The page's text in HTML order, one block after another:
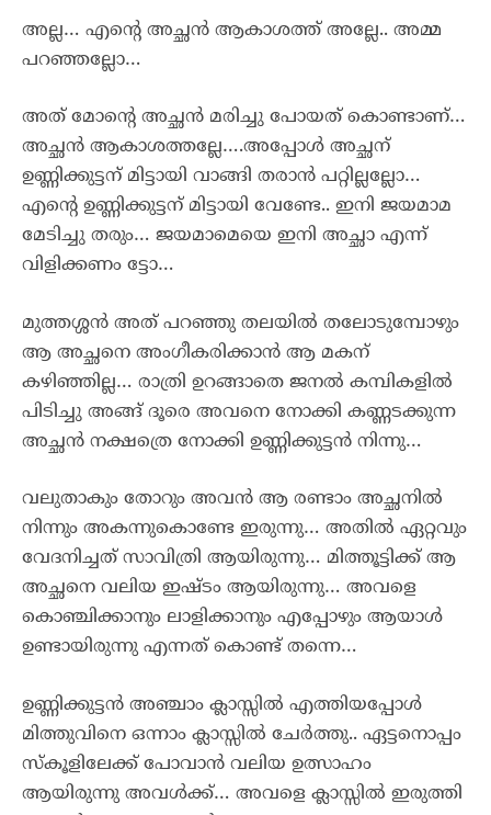
അല്ല… എന്റെ അച്ഛൻ ആകാശത്ത് അല്ലേ.. അമ്മ
പറഞ്ഞല്ലോ…
അത് മോന്റെ അച്ഛൻ മരിച്ചു പോയത് കൊണ്ടാണ്…
അച്ഛൻ ആകാശത്തല്ലേ….അപ്പോൾ അച്ഛന്
ഉണ്ണിക്കുട്ടന് മിട്ടായി വാങ്ങി തരാൻ പറ്റില്ലല്ലോ…
എന്റെ ഉണ്ണിക്കുട്ടന് മിട്ടായി വേണ്ടേ.. ഇനി ജയമാമ
മേടിച്ചു തരും… ജയമാമെയെ ഇനി അച്ഛാ എന്ന്
വിളിക്കണം ട്ടോ…
മുത്തശ്ശൻ അത് പറഞ്ഞു തലയിൽ തലോടുമ്പോഴും
ആ അച്ഛനെ അംഗീകരിക്കാൻ ആ മകന്
കഴിഞ്ഞില്ല… രാത്രി ഉറങ്ങാതെ ജനൽ കമ്പികളിൽ
പിടിച്ചു അങ്ങ് ദൂരെ അവനെ നോക്കി കണ്ണടക്കുന്ന
അച്ഛൻ നക്ഷത്രെ നോക്കി ഉണ്ണിക്കുട്ടൻ നിന്നു…
വലുതാകും തോറും അവൻ ആ രണ്ടാം അച്ഛനിൽ
നിന്നും അകന്നുകൊണ്ടേ ഇരുന്നു… അതിൽ ഏറ്റവും
വേദനിച്ചത് സാവിത്രി ആയിരുന്നു… മിത്തൂട്ടിക്ക് ആ
അച്ഛനെ വലിയ ഇഷ്ടം ആയിരുന്നു… അവളെ
കൊഞ്ചിക്കാനും ലാളിക്കാനും എപ്പോഴും ആയാൾ
ഉണ്ടായിരുന്നു എന്നത് കൊണ്ട് തന്നെ…
ഉണ്ണിക്കുട്ടൻ അഞ്ചാം ക്ലാസ്സിൽ എത്തിയപ്പോൾ
മിത്തുവിനെ ഒന്നാം ക്ലാസ്സിൽ ചേർത്തു.. ഏട്ടനൊപ്പം
സ്കൂളിലേക്ക് പോവാൻ വലിയ ഉത്സാഹം
ആയിരുന്നു അവൾക്ക്… അവളെ ക്ലാസ്സിൽ ഇരുത്തി